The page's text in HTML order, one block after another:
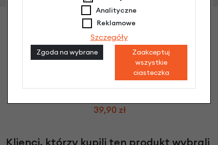
Zestaw montażowy do tylnego bagażnika
39,90 zł
Klienci, którzy kupili ten produkt wybrali
Analityczne
Reklamowe
Szczegóły
Zgoda na wybrane
Zaakceptuj
wszystkie
ciasteczka